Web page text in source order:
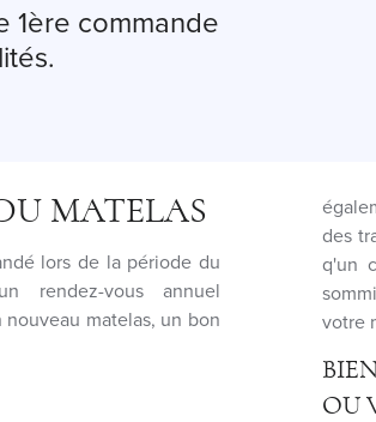
1ère commande
MATELAS
lors de la période du
rendez-vous annuel
matelas, un bon
des
q'un
votre
OU